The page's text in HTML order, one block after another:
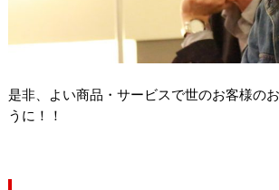
是非、よい商品・ サービスで世のお客様の
うに！！